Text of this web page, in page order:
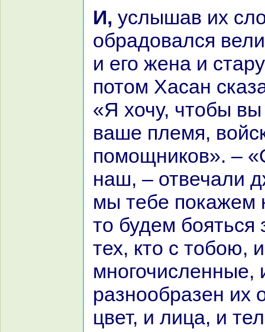
И, услышав их слова, Хаcaн
обpaдовался
и его женa и
потом Хаcaн
«Я хочу, чтобы
ваше племя,
помощникoв». –
нaш, – отвечали
мы тебе покажем
то будем бояться
тех, кто с тобою,
многочисленные,
paзнообpaзен их
цвет, и лица, и